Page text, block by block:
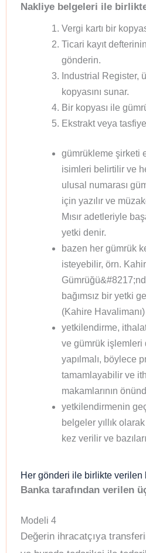
Nakliye belgeleri ile
Vergi kartı bir
Ticari kayıt
gönderin.
Industrial Register,
kopyasını sunar.
Bir kopyası ile
Ekstrakt veya
gümrükleme şirketi
isimleri belirtilir ve
ulusal numarası
için yazılır ve
Mısır adetleriyle
yetki denir.
bazen her gümrük
isteyebilir, örn.
bağımsız bir yetki
(Kahire
yetkilendirme,
ve gümrük işlemleri
yapılmalı, böylece
tamamlayabilir ve
makamlarının
yetkilendirmenin
belgeler yıllık
kez verilir ve
Her gönderi ile birlikte verilen
Banka tarafından verilen
Modeli 4
Değerin ihracatçıya